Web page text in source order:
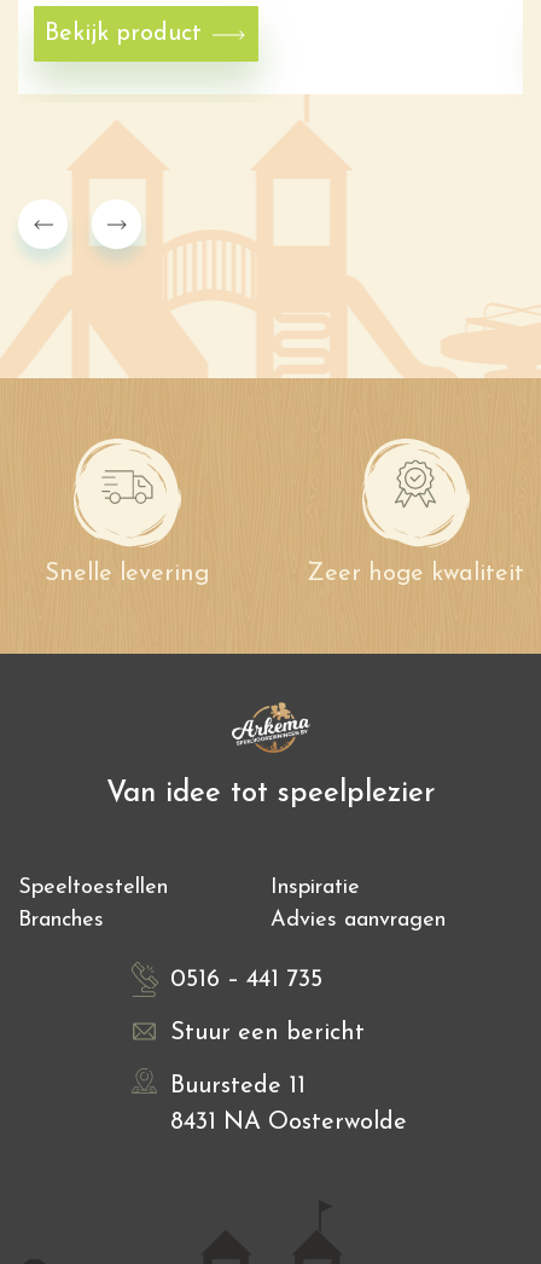
Bekijk product
Snelle levering Zeer hoge kwaliteit
Van idee tot speelplezier
Speeltoestellen
Inspiratie
Branches
Advies aanvragen
0516 – 441 735
Stuur een bericht
Buurstede 11
8431 NA Oosterwolde